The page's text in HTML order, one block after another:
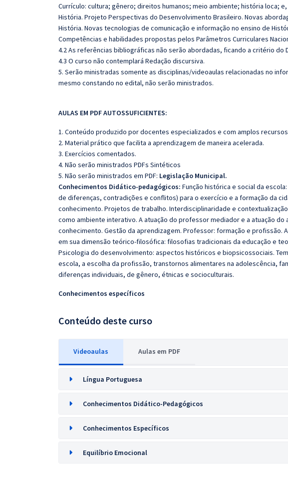
Currículo: cultura; gênero; direitos humanos; meio ambiente; história loca;
História. Projeto Perspectivas do Desenvolvimento Brasileiro. Novas
História. Novas tecnologias de comunicação e informação no ensino de
Competências e habilidades propostas pelos Parâmetros Curriculares
4.2 As referências bibliográficas não serão abordadas, ficando a critério do
4.3 O curso não contemplará Redação discursiva.
5. Serão ministradas somente as disciplinas/videoaulas relacionadas no
mesmo constando no edital, não serão ministrados.
AULAS EM PDF AUTOSSUFICIENTES:
1. Conteúdo produzido por docentes especializados e com amplos
2. Material prático que facilita a aprendizagem de maneira acelerada.
3. Exercícios comentados.
4. Não serão ministrados PDFs Sintéticos
5. Não serão ministrados em PDF: Legislação Municipal.
Conhecimentos Didático-pedagógicos: Função histórica e social da
de diferenças, contradições e conflitos) para o exercício e a formação da
conhecimento. Projetos de trabalho. Interdisciplinaridade e
como ambiente interativo. A atuação do professor mediador e a atuação do
conhecimento. Gestão da aprendizagem. Professor: formação e profissão.
em sua dimensão teórico-filosófica: filosofias tradicionais da educação e
Psicologia do desenvolvimento: aspectos históricos e biopsicossociais.
escola, a escolha da profissão, transtornos alimentares na adolescência,
diferenças individuais, de gênero, étnicas e socioculturais.
Conhecimentos específicos
Conteúdo deste curso
Videoaulas Aulas em PDF
Língua Portuguesa
Conhecimentos Didático-Pedagógicos
Conhecimentos Específicos
Equilíbrio Emocional